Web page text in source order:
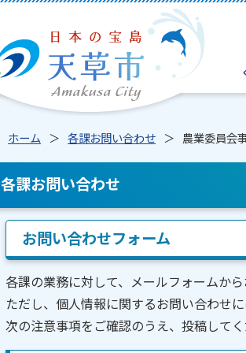
ホーム 各課お問い合わせ 農業委員会
各課お問い合わせ
お問い合わせフォーム
各課の業務に対して、メールフォームか
ただし、個人情報に関するお問い合わせ
次の注意事項をご確認のうえ、投稿して